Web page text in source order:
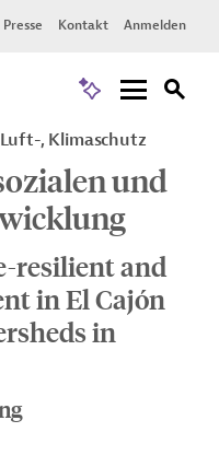
Presse Kontakt Anmelden
Luft-, Klimaschutz
und
resilient and
in El Cajón
in